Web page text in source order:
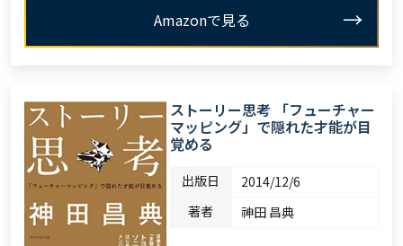
Amazonで見る
ストーリー思考 「フューチャー
マッピング」で隠れた才能が目
覚める
出版日
2014/12/6
著者
神田 昌典